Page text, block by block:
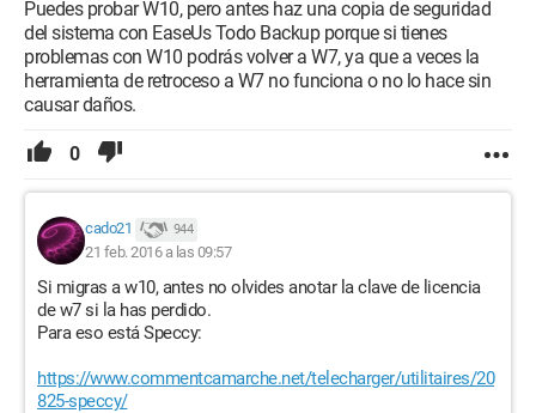
Puedes probar W10, pero antes haz una copia de seguridad
del sistema con EaseUs Todo Backup porque si tienes
problemas con W10 podrás volver a W7, ya que a veces la
herramienta de retroceso a W7 no funciona o no lo hace sin
causar daños.
0
cado21 944
21 feb. 2016 a las 09:57
Si migras a w10, antes no olvides anotar la clave de licencia
de w7 si la has perdido.
Para eso está Speccy:
https://www.commentcamarche.net/telecharger/utilitaires/20
825-speccy/